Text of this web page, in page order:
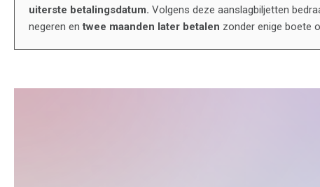
uiterste betalingsdatum. Volgens deze aanslagbiljetten
negeren entwee maanden later betalen zonder enige boete